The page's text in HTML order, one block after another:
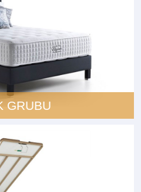
GRUBU